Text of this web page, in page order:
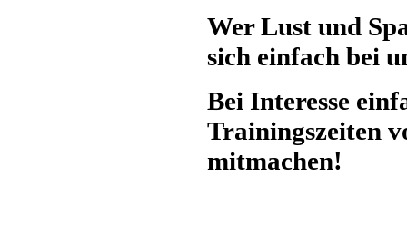
Wer Lust und
sich einfach bei
Bei Interesse
Trainingszeiten
mitmachen!